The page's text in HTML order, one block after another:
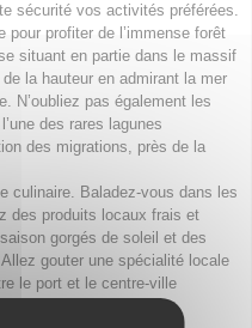
sécurité vos activités préférées.
pour profiter de l’immense forêt
situant en partie dans le massif
la hauteur en admirant la mer
N’oubliez pas également les
des rares lagunes
des migrations, près de la
culinaire. Baladez-vous dans les
des produits locaux frais et
gorgés de soleil et des
gouter une spécialité locale
le port et le centre-ville